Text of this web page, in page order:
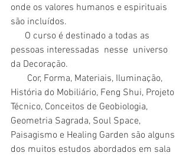
onde os valores humanos e espirituais
são incluídos.
pessoas interessadas  nesse  universo
da Decoração.
História do Mobiliário, Feng Shui, Projeto
Técnico, Conceitos de Geobiologia,
Geometria Sagrada, Soul Space,
Paisagismo e Healing Garden são alguns
dos muitos estudos abordados em sala